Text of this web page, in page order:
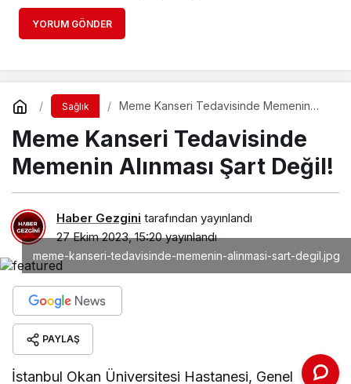
YORUM GÖNDER
Sağlık
Meme Kanseri Tedavisinde Memenin
Meme Kanseri Tedavisinde
Memenin Alınması Şart Değil!
Haber Gezgini tarafından yayınlandı
27 Ekim 2023, 15:20yayınlandı
meme-kanseri-tedavisinde-memenin-alinmasi-sart-degil.jpg
PAYLAŞ
İstanbul Okan Üniversitesi Hastanesi, Genel